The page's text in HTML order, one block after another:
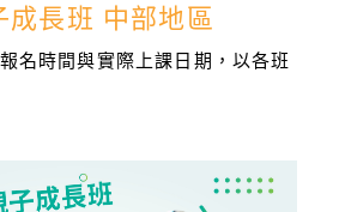
成長班 中部地區
名時間與實際上課日期，以各班